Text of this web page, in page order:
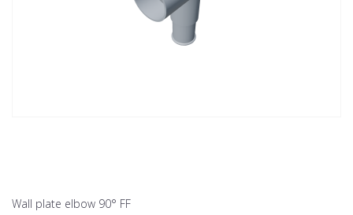
Wall plate elbow 90° FF